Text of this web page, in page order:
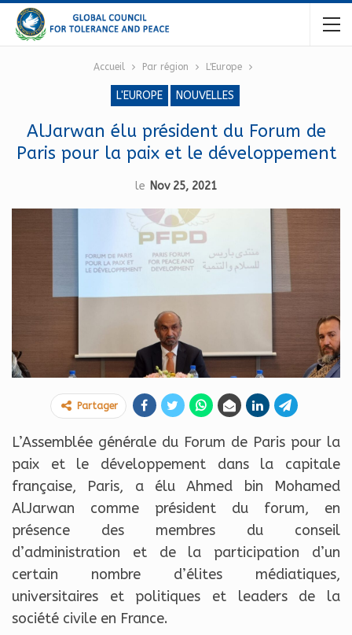
Accueil Par région L'Europe
L'EUROPE NOUVELLES
AlJarwan élu président du Forum de
Paris pour la paix et le développement
le Nov 25, 2021
Partager
L’Assemblée générale du Forum de Paris pour la
paix et le développement dans la capitale
française, Paris, a élu Ahmed bin Mohamed
AlJarwan comme président du forum, en
présence des membres du conseil
d’administration et de la participation d’un
certain nombre d’élites médiatiques,
universitaires et politiques et leaders de la
société civile en France.